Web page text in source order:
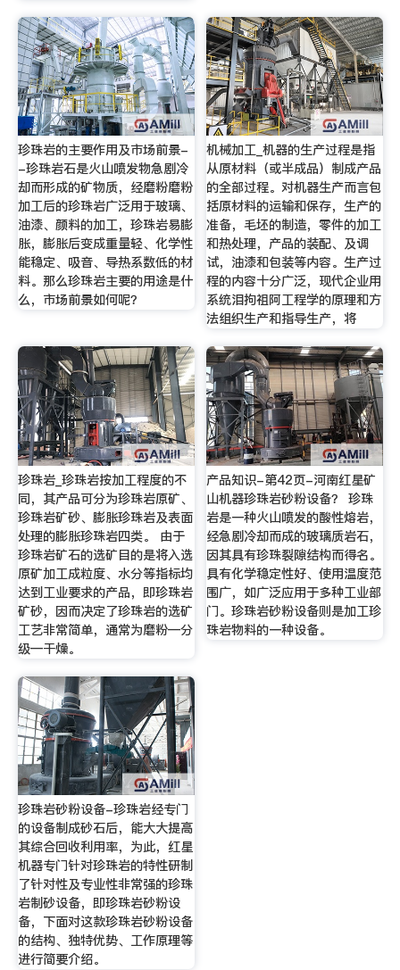
珍珠岩的主要作用及市场前景-
-珍珠岩石是火山喷发物急剧冷
却而形成的矿物质，经磨粉磨粉
加工后的珍珠岩广泛用于玻璃、
油漆、颜料的加工，珍珠岩易膨
胀，膨胀后变成重量轻、化学性
能稳定、吸音、导热系数低的材
料。那么珍珠岩主要的用途是什
么，市场前景如何呢？
机械加工_机器的生产过程是指
从原材料（或半成品）制成产品
的全部过程。对机器生产而言包
括原材料的运输和保存，生产的
准备，毛坯的制造，零件的加工
和热处理，产品的装配、及调
试，油漆和包装等内容。生产过
程的内容十分广泛，现代企业用
系统泪拘祖阿工程学的原理和方
法组织生产和指导生产，将
珍珠岩_珍珠岩按加工程度的不
同，其产品可分为珍珠岩原矿、
珍珠岩矿砂、膨胀珍珠岩及表面
处理的膨胀珍珠岩四类。 由于
珍珠岩矿石的选矿目的是将入选
原矿加工成粒度、水分等指标均
达到工业要求的产品，即珍珠岩
矿砂，因而决定了珍珠岩的选矿
工艺非常简单，通常为磨粉—分
级—干燥。
产品知识-第42页-河南红星矿
山机器珍珠岩砂粉设备？ 珍珠
岩是一种火山喷发的酸性熔岩，
经急剧冷却而成的玻璃质岩石，
因其具有珍珠裂隙结构而得名。
具有化学稳定性好、使用温度范
围广，如广泛应用于多种工业部
门。珍珠岩砂粉设备则是加工珍
珠岩物料的一种设备。
珍珠岩砂粉设备-珍珠岩经专门
的设备制成砂石后，能大大提高
其综合回收利用率，为此，红星
机器专门针对珍珠岩的特性研制
了针对性及专业性非常强的珍珠
岩制砂设备，即珍珠岩砂粉设
备，下面对这款珍珠岩砂粉设备
的结构、独特优势、工作原理等
进行简要介绍。